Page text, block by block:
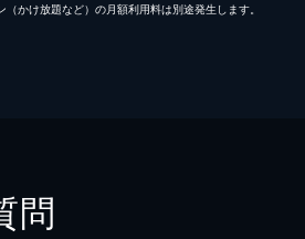
かけ放題など）の月額利用料は別途発生します。
問